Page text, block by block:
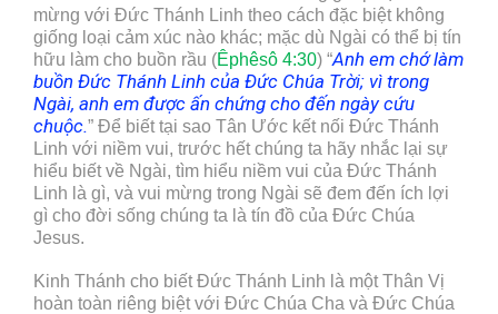
mừng với Đức Thánh Linh theo cách đặc biệt không
giống loại cảm xúc nào khác; mặc dù Ngài có thể bị tín
hữu làm cho buồn rầu (Êphêsô 4:30) “Anh em chớ làm
buồn Đức Thánh Linh của Đức Chúa Trời; vì trong
Ngài, anh em được ấn chứng cho đến ngày cứu
chuộc.” Để biết tại sao Tân Ước kết nối Đức Thánh
Linh với niềm vui, trước hết chúng ta hãy nhắc lại sự
hiểu biết về Ngài, tìm hiểu niềm vui của Đức Thánh
Linh là gì, và vui mừng trong Ngài sẽ đem đến ích lợi
gì cho đời sống chúng ta là tín đồ của Đức Chúa
Jesus.
Kinh Thánh cho biết Đức Thánh Linh là một Thân Vị
hoàn toàn riêng biệt với Đức Chúa Cha và Đức Chúa